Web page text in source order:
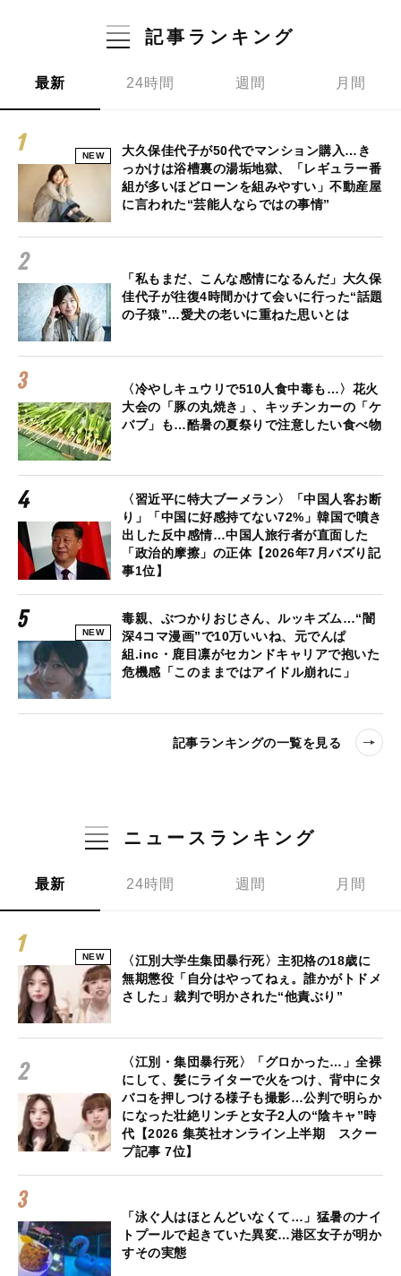
記事ランキング
最新 24時間 週間 月間
NEW
大久保佳代子が50代でマンション購入…き
っかけは浴槽裏の湯垢地獄、「レギュラー番
組が多いほどローンを組みやすい」不動産屋
に言われた“芸能人ならではの事情”
「私もまだ、こんな感情になるんだ」大久保
佳代子が往復4時間かけて会いに行った“話題
の子猿”…愛犬の老いに重ねた思いとは
〈冷やしキュウリで510人食中毒も…〉花火
大会の「豚の丸焼き」、キッチンカーの「ケ
バブ」も…酷暑の夏祭りで注意したい食べ物
〈習近平に特大ブーメラン〉「中国人客お断
り」「中国に好感持てない72%」韓国で噴き
出した反中感情…中国人旅行者が直面した
「政治的摩擦」の正体【2026年7月バズり記
事1位】
NEW
毒親、ぶつかりおじさん、ルッキズム…“闇
深4コマ漫画”で10万いいね、元でんぱ
組.inc・鹿目凛がセカンドキャリアで抱いた
危機感「このままではアイドル崩れに」
記事ランキングの一覧を見る
ニュースランキング
最新 24時間 週間 月間
NEW
〈江別大学生集団暴行死〉主犯格の18歳に
無期懲役「自分はやってねぇ。誰かがトドメ
さした」裁判で明かされた“他責ぶり”
〈江別・集団暴行死〉「グロかった…」全裸
にして、髪にライターで火をつけ、背中にタ
バコを押しつける様子も撮影…公判で明らか
になった壮絶リンチと女子2人の“陰キャ”時
代【2026 集英社オンライン上半期 スクー
プ記事 7位】
「泳ぐ人はほとんどいなくて…」猛暑のナイ
トプールで起きていた異変…港区女子が明か
すその実態